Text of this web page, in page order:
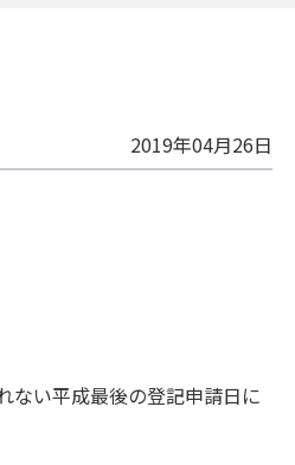
2019年04月26日
ない平成最後の登記申請日に